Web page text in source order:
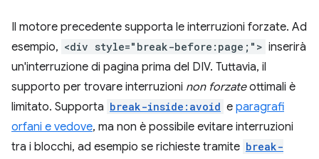
Il motore precedente supporta le interruzioni forzate. Ad
esempio, <div style="break-before:page;"> inserirà
un'interruzione di pagina prima del DIV. Tuttavia, il
supporto per trovare interruzioni non forzateottimali è
limitato. Supporta break-inside:avoid e paragrafi
orfani e vedove, ma non è possibile evitare interruzioni
tra i blocchi, ad esempio se richieste tramite break-